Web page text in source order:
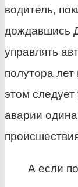
водитель,
дождавшись
управлять
полутора
этом следует
аварии
А если